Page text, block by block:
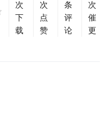
次
下
载
次
点
赞
条
评
论
次
催
更